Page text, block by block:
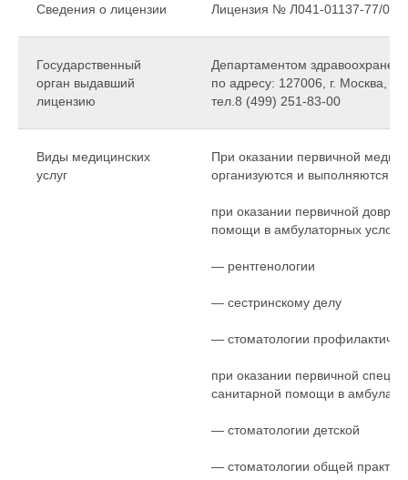
Сведения о лицензии Лицензия № Л041-01137-77/
Государственный
орган выдавший
лицензию
Департаментом
по адресу: 127006, г. Москва,
тел.8 (499) 251-83-00
Виды медицинских
услуг
При оказании первичной
организуются и выполняются
при оказании первичной
помощи в амбулаторных
— рентгенологии
— сестринскому делу
— стоматологии
при оказании первичной
санитарной помощи в
— стоматологии детской
— стоматологии общей